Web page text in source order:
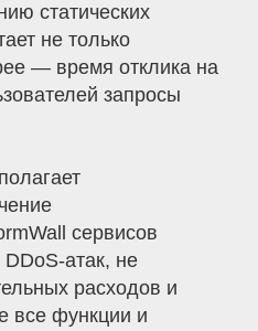
статических
не только
— время отклика на
запросы
сервисов
атак, не
расходов и
все функции и